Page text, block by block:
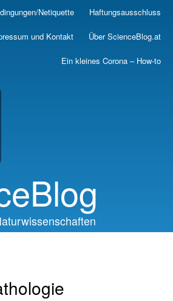
Skip
main
Netiquette Haftungsausschluss
und Kontakt Über ScienceBlog.at
Ein kleines Corona – How-to